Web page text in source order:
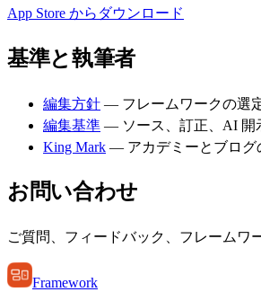
App Store からダウンロード
基準と執筆者
編集方針 — フレームワークの選
編集基準 — ソース、訂正、AI 開
King Mark — アカデミーとブログ
お問い合わせ
ご質問、フィードバック、フレームワ
Framework